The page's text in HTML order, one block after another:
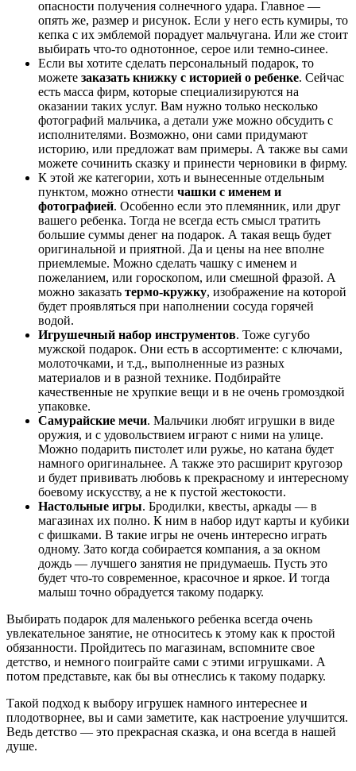
опасности получения солнечного удара. Главное —
опять же, размер и рисунок. Если у него есть кумиры, то
кепка с их эмблемой порадует мальчугана. Или же стоит
выбирать что-то однотонное, серое или темно-синее.
Если вы хотите сделать персональный подарок, то
можете заказать книжку с историей о ребенке. Сейчас
есть масса фирм, которые специализируются на
оказании таких услуг. Вам нужно только несколько
фотографий мальчика, а детали уже можно обсудить с
исполнителями. Возможно, они сами придумают
историю, или предложат вам примеры. А также вы сами
можете сочинить сказку и принести черновики в фирму.
К этой же категории, хоть и вынесенные отдельным
пунктом, можно отнести чашки с именем и
фотографией. Особенно если это племянник, или друг
вашего ребенка. Тогда не всегда есть смысл тратить
большие суммы денег на подарок. А такая вещь будет
оригинальной и приятной. Да и цены на нее вполне
приемлемые. Можно сделать чашку с именем и
пожеланием, или гороскопом, или смешной фразой. А
можно заказать термо-кружку, изображение на которой
будет проявляться при наполнении сосуда горячей
водой.
Игрушечный набор инструментов. Тоже сугубо
мужской подарок. Они есть в ассортименте: с ключами,
молоточками, и т.д., выполненные из разных
материалов и в разной технике. Подбирайте
качественные не хрупкие вещи и в не очень громоздкой
упаковке.
Самурайские мечи. Мальчики любят игрушки в виде
оружия, и с удовольствием играют с ними на улице.
Можно подарить пистолет или ружье, но катана будет
намного оригинальнее. А также это расширит кругозор
и будет прививать любовь к прекрасному и интересному
боевому искусству, а не к пустой жестокости.
Настольные игры. Бродилки, квесты, аркады — в
магазинах их полно. К ним в набор идут карты и кубики
с фишками. В такие игры не очень интересно играть
одному. Зато когда собирается компания, а за окном
дождь — лучшего занятия не придумаешь. Пусть это
будет что-то современное, красочное и яркое. И тогда
малыш точно обрадуется такому подарку.
Выбирать подарок для маленького ребенка всегда очень
увлекательное занятие, не относитесь к этому как к простой
обязанности. Пройдитесь по магазинам, вспомните свое
детство, и немного поиграйте сами с этими игрушками. А
потом представьте, как бы вы отнеслись к такому подарку.
Такой подход к выбору игрушек намного интереснее и
плодотворнее, вы и сами заметите, как настроение улучшится.
Ведь детство — это прекрасная сказка, и она всегда в нашей
душе.